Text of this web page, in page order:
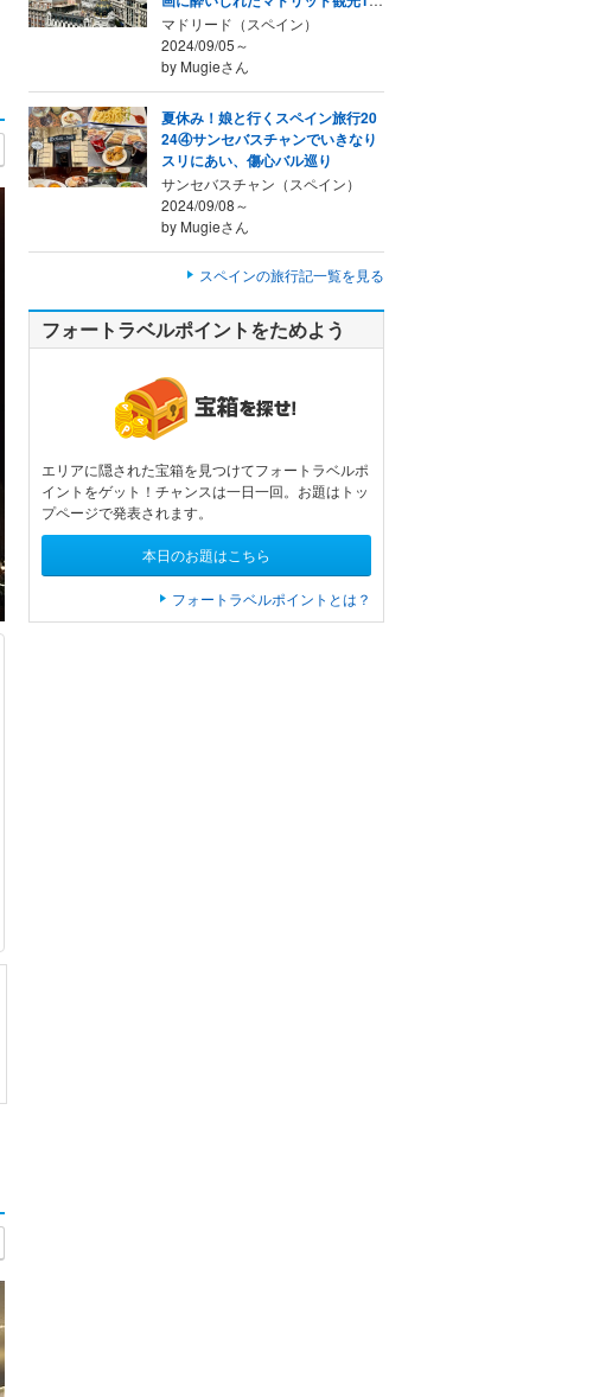
目
マドリード（スペイン）
2024/09/05～
by Mugieさん
夏休み！娘と行くスペイン旅行20
24④サンセバスチャンでいきなり
スリにあい、傷心バル巡り
サンセバスチャン（スペイン）
2024/09/08～
by Mugieさん
スペインの旅行記一覧を見る
フォートラベルポイントをためよう
エリアに隠された宝箱を見つけてフォートラベルポ
イントをゲット！チャンスは一日一回。お題はトッ
プページで発表されます。
本日のお題はこちら
フォートラベルポイントとは？